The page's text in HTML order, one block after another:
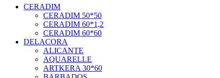
CERADIM
CERADIM 50*50
CERADIM 60*1,2
CERADIM 60*60
DELACORA
ALICANTE
AQUARELLE
ARTKERA 30*60